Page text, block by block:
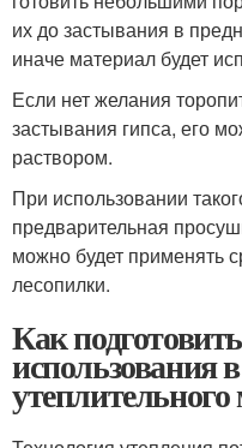
их до застывания в
иначе материал будет
Если нет желания
застывания гипса, его
раствором.
При использовании
предварительная
можно будет применять
лесопилки.
Как
использования